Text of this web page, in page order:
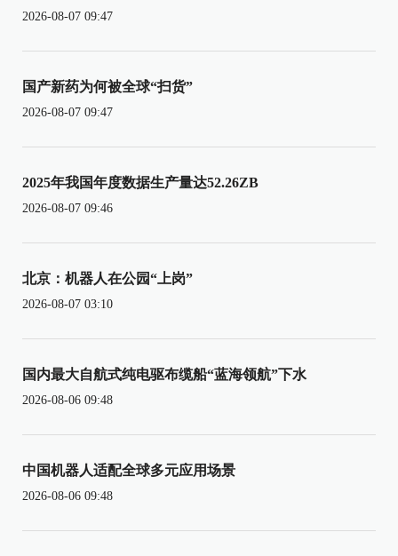
2026-08-07 09:47
国产新药为何被全球“扫货”
2026-08-07 09:47
2025年我国年度数据生产量达52.26ZB
2026-08-07 09:46
北京：机器人在公园“上岗”
2026-08-07 03:10
国内最大自航式纯电驱布缆船“蓝海领航”下水
2026-08-06 09:48
中国机器人适配全球多元应用场景
2026-08-06 09:48